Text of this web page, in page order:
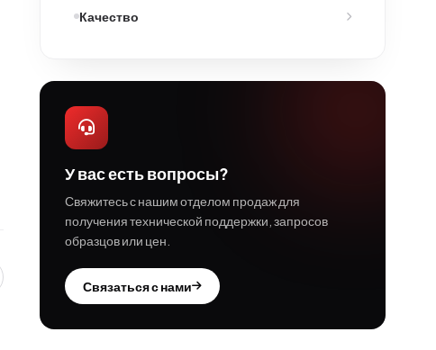
Качество
У вас есть вопросы?
Свяжитесь с нашим отделом продаж для
получения технической поддержки, запросов
образцов или цен.
Связаться с нами